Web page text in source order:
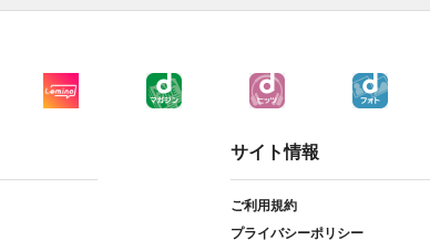
サイト情報
ご利用規約
プライバシーポリシー